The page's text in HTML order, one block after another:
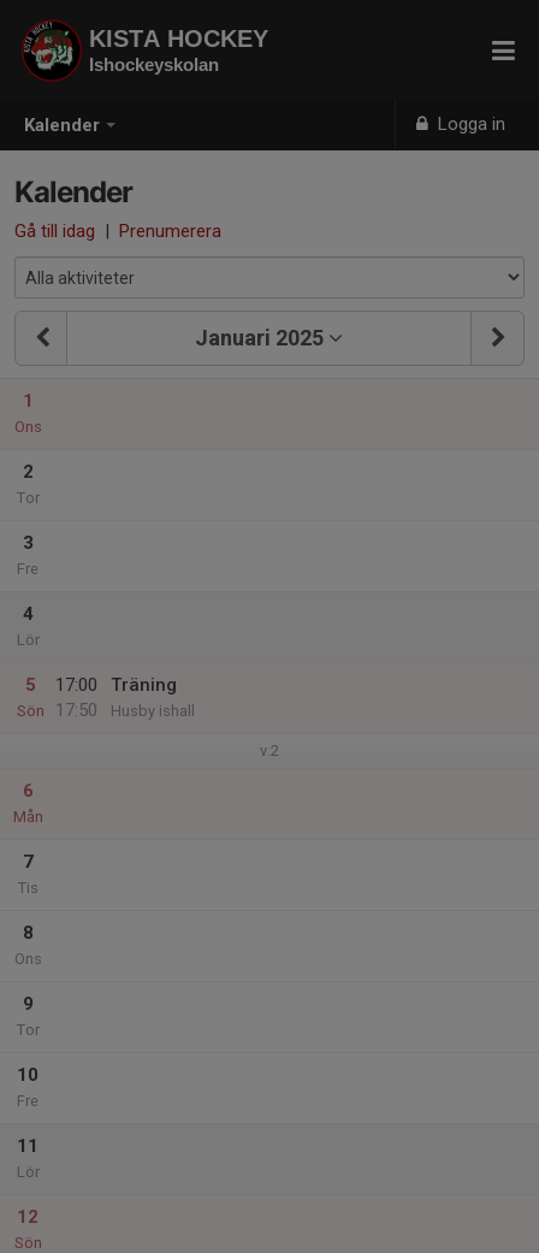
Kalender Logga in
KISTA HOCKEY
Ishockeyskolan
Kalender
Gå till idag | Prenumerera
Januari 2025
1
Ons
2
Tor
3
Fre
4
Lör
5
Sön
17:00
17:50
Träning
Husby ishall
v.2
6
Mån
7
Tis
8
Ons
9
Tor
10
Fre
11
Lör
12
Sön